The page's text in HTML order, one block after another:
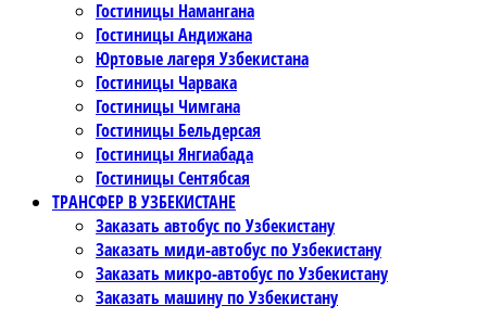
Гостиницы Намангана
Гостиницы Андижана
Юртовые лагеря Узбекистана
Гостиницы Чарвака
Гостиницы Чимгана
Гостиницы Бельдерсая
Гостиницы Янгиабада
Гостиницы Сентябсая
ТРАНСФЕР В УЗБЕКИСТАНЕ
Заказать автобус по Узбекистану
Заказать миди-автобус по Узбекистану
Заказать микро-автобус по Узбекистану
Заказать машину по Узбекистану